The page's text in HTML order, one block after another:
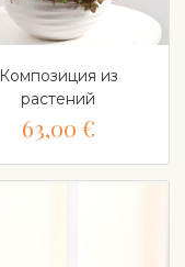
Композиция из
растений
63,00 €